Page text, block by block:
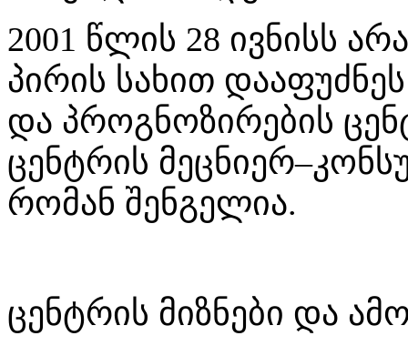
2001 წლის 28 ივნისს
პირის სახით
და პროგნოზირების
ცენტრის
რომან შენგელია.
ცენტრის მიზნები და